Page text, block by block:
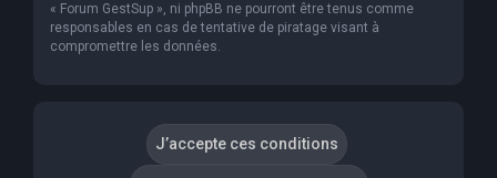
« Forum GestSup », ni phpBB ne pourront être tenus comme
responsables en cas de tentative de piratage visant à
compromettre les données.